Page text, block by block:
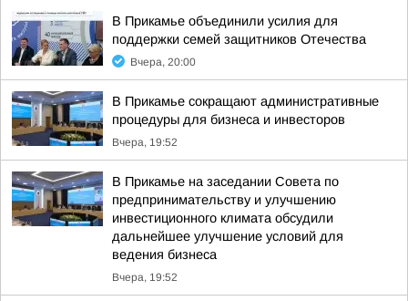
В Прикамье объединили усилия для
поддержки семей защитников Отечества
Вчера, 20:00
В Прикамье сокращают административные
процедуры для бизнеса и инвесторов
Вчера, 19:52
В Прикамье на заседании Совета по
предпринимательству и улучшению
инвестиционного климата обсудили
дальнейшее улучшение условий для
ведения бизнеса
Вчера, 19:52